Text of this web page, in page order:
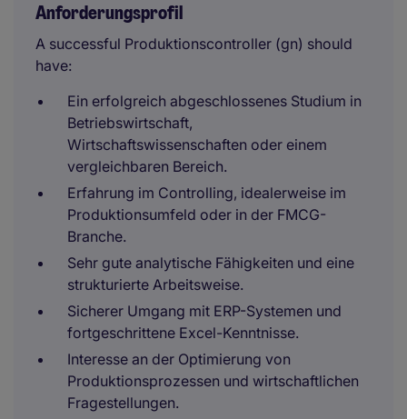
Anforderungsprofil
A successful Produktionscontroller (gn) should
have:
Ein erfolgreich abgeschlossenes Studium in
Betriebswirtschaft,
Wirtschaftswissenschaften oder einem
vergleichbaren Bereich.
Erfahrung im Controlling, idealerweise im
Produktionsumfeld oder in der FMCG-
Branche.
Sehr gute analytische Fähigkeiten und eine
strukturierte Arbeitsweise.
Sicherer Umgang mit ERP-Systemen und
fortgeschrittene Excel-Kenntnisse.
Interesse an der Optimierung von
Produktionsprozessen und wirtschaftlichen
Fragestellungen.